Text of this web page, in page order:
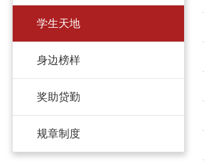
学生天地
身边榜样
奖助贷勤
规章制度